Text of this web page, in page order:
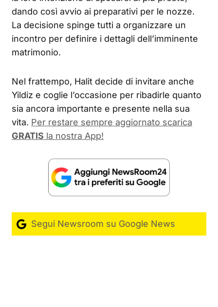
dando così avvio ai preparativi per le nozze.
La decisione spinge tutti a organizzare un
incontro per definire i dettagli dell’imminente
matrimonio.
Nel frattempo, Halit decide di invitare anche
Yildiz e coglie l’occasione per ribadirle quanto
sia ancora importante e presente nella sua
vita. Per restare sempre aggiornato scarica
GRATIS la nostra App!
Segui Newsroom su Google News